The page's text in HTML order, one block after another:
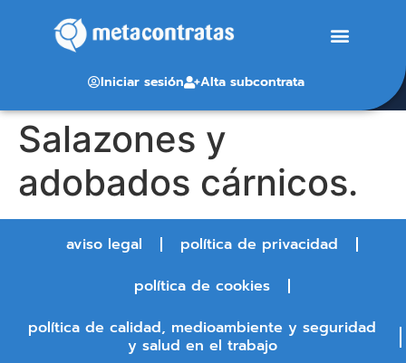
Iniciar sesión Alta subcontrata
Salazones y
adobados cárnicos.
aviso legal
política de privacidad
política de cookies
política de calidad, medioambiente y seguridad
y salud en el trabajo